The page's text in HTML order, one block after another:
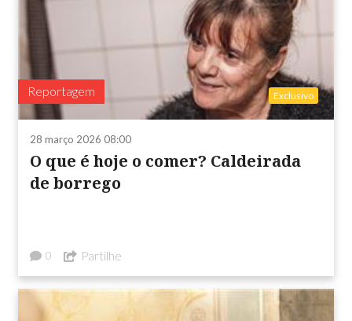
Reportagem Exclusivo
28 março 2026 08:00
O que é hoje o comer? Caldeirada
de borrego
0 Partilhe